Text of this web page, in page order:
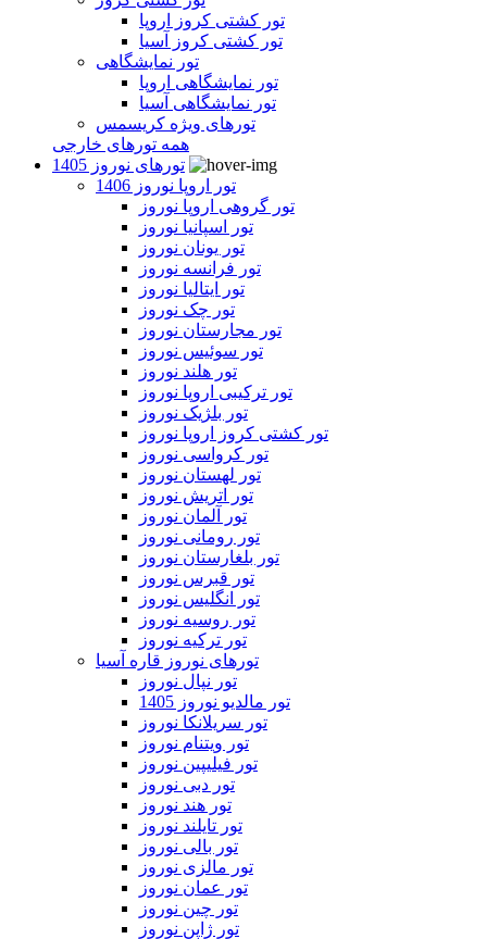
تور کشتی کروز اروپا
تور کشتی کروز آسیا
تور نمایشگاهی
تور نمایشگاهی اروپا
تور نمایشگاهی آسیا
تورهای ویژه کریسمس
همه تورهای خارجی
تورهای نوروز 1405
تور اروپا نوروز 1406
تور گروهی اروپا نوروز
تور اسپانیا نوروز
تور یونان نوروز
تور فرانسه نوروز
تور ایتالیا نوروز
تور چک نوروز
تور مجارستان نوروز
تور سوئیس نوروز
تور هلند نوروز
تور ترکیبی اروپا نوروز
تور بلژیک نوروز
تور کشتی کروز اروپا نوروز
تور کرواسی نوروز
تور لهستان نوروز
تور اتریش نوروز
تور آلمان نوروز
تور رومانی نوروز
تور بلغارستان نوروز
تور قبرس نوروز
تور انگلیس نوروز
تور روسیه نوروز
تور ترکیه نوروز
تورهای نوروز قاره آسیا
تور نپال نوروز
تور مالدیو نوروز 1405
تور سریلانکا نوروز
تور ویتنام نوروز
تور فیلیپین نوروز
تور دبی نوروز
تور هند نوروز
تور تایلند نوروز
تور بالی نوروز
تور مالزی نوروز
تور عمان نوروز
تور چین نوروز
تور ژاپن نوروز